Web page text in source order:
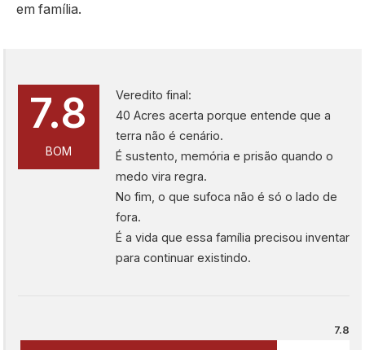
em família.
7.8
BOM
Veredito final:
40 Acres acerta porque entende que a
terra não é cenário.
É sustento, memória e prisão quando o
medo vira regra.
No fim, o que sufoca não é só o lado de
fora.
É a vida que essa família precisou inventar
para continuar existindo.
7.8